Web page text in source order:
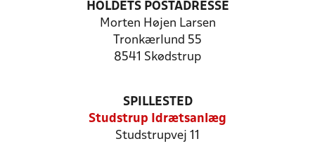
HOLDETS POSTADRESSE
Morten Højen Larsen
Tronkærlund 55
8541 Skødstrup
SPILLESTED
Studstrup Idrætsanlæg
Studstrupvej 11